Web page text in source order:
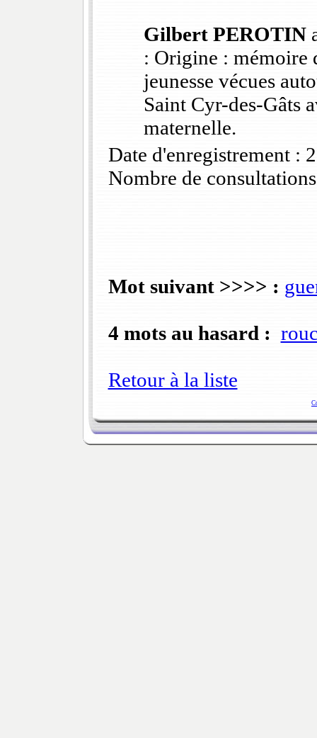
Gilbert PEROTIN
: Origine : mémoire
jeunesse vécues
Saint Cyr-des-Gâts
maternelle.
Date d'enregistrement :
Nombre de
Mot suivant >>>> :
4 mots au hasard :
Retour à la liste